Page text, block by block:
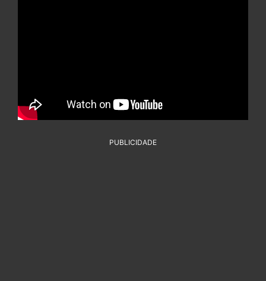
PUBLICIDADE